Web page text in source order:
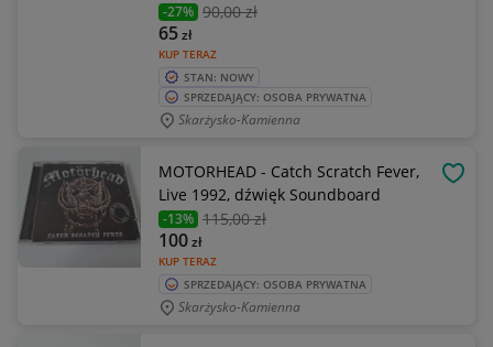
-27% 90,00 zł
KUP TERAZ
65zł
STAN: NOWY
SPRZEDAJĄCY: OSOBA PRYWATNA
Skarżysko-Kamienna
MOTORHEAD - Catch Scratch Fever,
Live 1992, dźwięk Soundboard
-13% 115,00 zł
KUP TERAZ
100zł
SPRZEDAJĄCY: OSOBA PRYWATNA
Skarżysko-Kamienna